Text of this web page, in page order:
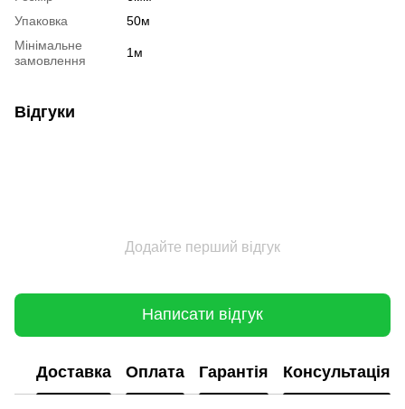
Упаковка
50м
Мінімальне
замовлення
1м
Відгуки
Додайте перший відгук
Написати відгук
Доставка Оплата Гарантія Консультація